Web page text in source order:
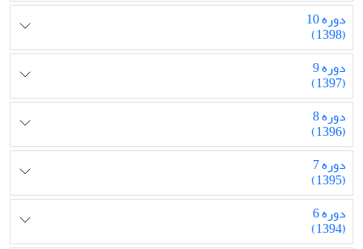
دوره 10
(1398)
دوره 9
(1397)
دوره 8
(1396)
دوره 7
(1395)
دوره 6
(1394)